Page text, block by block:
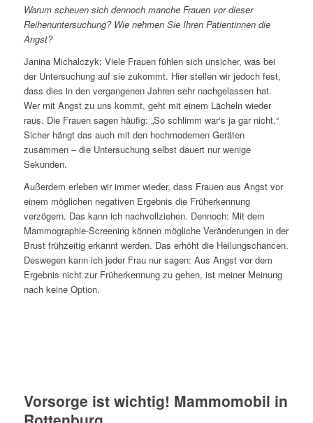
Warum scheuen sich dennoch manche Frauen vor dieser
Reihenuntersuchung? Wie nehmen Sie Ihren Patientinnen die
Angst?
Janina Michalczyk: Viele Frauen fühlen sich unsicher, was bei
der Untersuchung auf sie zukommt. Hier stellen wir jedoch fest,
dass dies in den vergangenen Jahren sehr nachgelassen hat.
Wer mit Angst zu uns kommt, geht mit einem Lächeln wieder
raus. Die Frauen sagen häufig: „So schlimm war‘s ja gar nicht.“
Sicher hängt das auch mit den hochmodernen Geräten
zusammen – die Untersuchung selbst dauert nur wenige
Sekunden.
Außerdem erleben wir immer wieder, dass Frauen aus Angst vor
einem möglichen negativen Ergebnis die Früherkennung
verzögern. Das kann ich nachvollziehen. Dennoch: Mit dem
Mammographie-Screening können mögliche Veränderungen in der
Brust frühzeitig erkannt werden. Das erhöht die Heilungschancen.
Deswegen kann ich jeder Frau nur sagen: Aus Angst vor dem
Ergebnis nicht zur Früherkennung zu gehen, ist meiner Meinung
nach keine Option.
Vorsorge ist wichtig! Mammomobil in